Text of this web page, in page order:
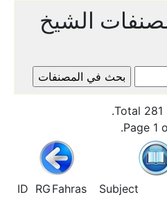
الشيخ
Total 281
Page 1
Subject
Fahras
RG
ID